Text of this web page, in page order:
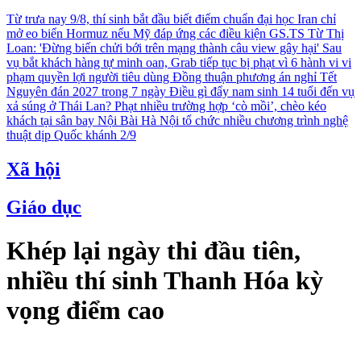
Từ trưa nay 9/8, thí sinh bắt đầu biết điểm chuẩn đại học Iran chỉ
mở eo biển Hormuz nếu Mỹ đáp ứng các điều kiện GS.TS Từ Thị
Loan: 'Đừng biến chửi bới trên mạng thành câu view gây hại' Sau
vụ bắt khách hàng tự minh oan, Grab tiếp tục bị phạt vì 6 hành vi vi
phạm quyền lợi người tiêu dùng Đồng thuận phương án nghỉ Tết
Nguyên đán 2027 trong 7 ngày Điều gì đẩy nam sinh 14 tuổi đến vụ
xả súng ở Thái Lan? Phạt nhiều trường hợp ‘cò mồi’, chèo kéo
khách tại sân bay Nội Bài Hà Nội tổ chức nhiều chương trình nghệ
thuật dịp Quốc khánh 2/9
Xã hội
Giáo dục
Khép lại ngày thi đầu tiên,
nhiều thí sinh Thanh Hóa kỳ
vọng điểm cao